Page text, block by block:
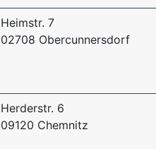
Heimstr. 7
02708 Obercunnersdorf
Herderstr. 6
09120 Chemnitz